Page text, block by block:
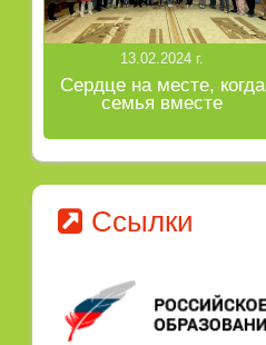
13.02.2024 г.
Сердце на месте, когда
семья вместе
Ссылки